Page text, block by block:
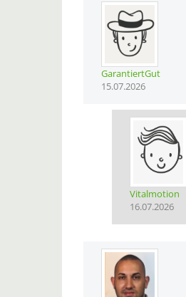
GarantiertGut
15.07.2026
Vitalmotion
16.07.2026